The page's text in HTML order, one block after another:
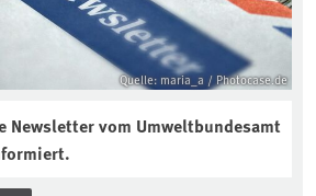
Quelle: maria_a / Photocase.de
Newsletter vom Umweltbundesamt